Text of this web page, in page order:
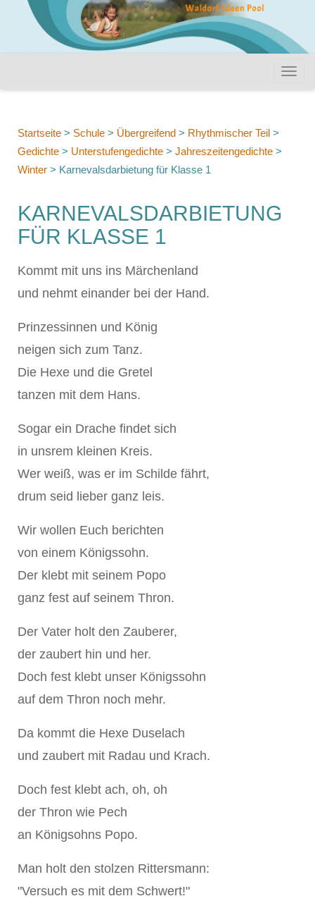
Startseite > Schule > Übergreifend > Rhythmischer Teil >
Gedichte > Unterstufengedichte > Jahreszeitengedichte >
Winter > Karnevalsdarbietung für Klasse 1
KARNEVALSDARBIETUNG
FÜR KLASSE 1
Kommt mit uns ins Märchenland
und nehmt einander bei der Hand.
Prinzessinnen und König
neigen sich zum Tanz.
Die Hexe und die Gretel
tanzen mit dem Hans.
Sogar ein Drache findet sich
in unsrem kleinen Kreis.
Wer weiß, was er im Schilde fährt,
drum seid lieber ganz leis.
Wir wollen Euch berichten
von einem Königssohn.
Der klebt mit seinem Popo
ganz fest auf seinem Thron.
Der Vater holt den Zauberer,
der zaubert hin und her.
Doch fest klebt unser Königssohn
auf dem Thron noch mehr.
Da kommt die Hexe Duselach
und zaubert mit Radau und Krach.
Doch fest klebt ach, oh, oh
der Thron wie Pech
an Königsohns Popo.
Man holt den stolzen Rittersmann:
"Versuch es mit dem Schwert!"